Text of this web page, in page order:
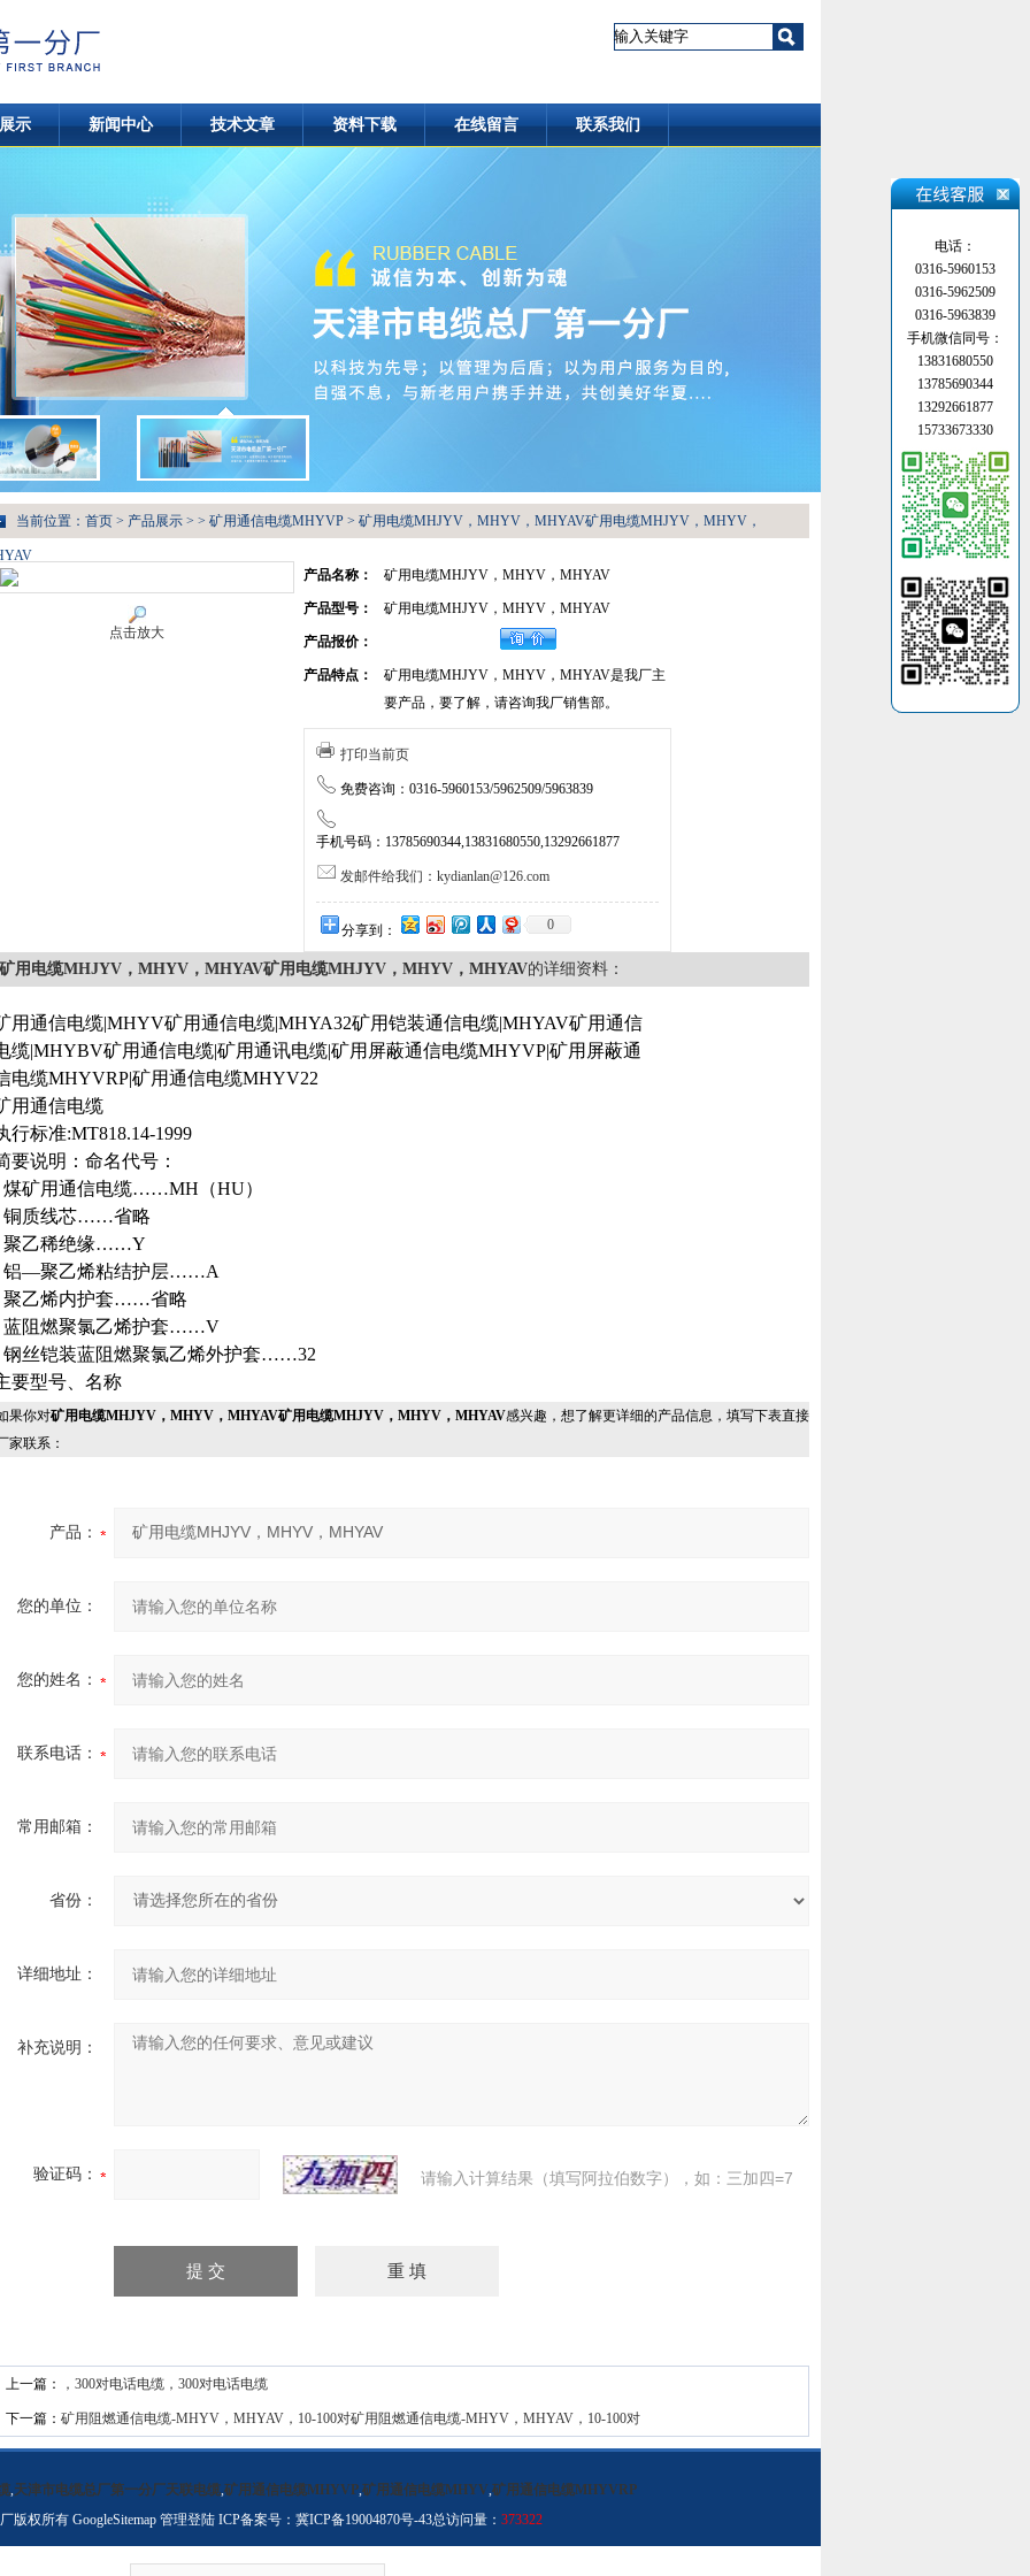
示 新闻中心 技术文章 资料下载 在线留言 联系我们
当前位置： 首页 > 产品展示 > > 矿用通信电缆MHYVP > 矿用电缆MHJYV，MHYV，MHYAV矿用电缆MHJYV，MHYV，
点击放大
产品名称： 矿用电缆MHJYV，MHYV，MHYAV
产品型号： 矿用电缆MHJYV，MHYV，MHYAV
产品报价：
产品特点：
矿用电缆MHJYV，MHYV，MHYAV是我厂主
要产品，要了解，请咨询我厂销售部。
打印当前页
免费咨询：0316-5960153/5962509/5963839
手机号码：13785690344,13831680550,13292661877
发邮件给我们：kydianlan@126.com
分享到： 0
矿用电缆MHJYV，MHYV，MHYAV矿用电缆MHJYV，MHYV，MHYAV的详细资料：
用通信电缆|MHYV矿用通信电缆|MHYA32矿用铠装通信电缆|MHYAV矿用通信
缆|MHYBV矿用通信电缆|矿用通讯电缆|矿用屏蔽通信电缆MHYVP|矿用屏蔽通
电缆MHYVRP|矿用通信电缆MHYV22
用通信电缆
行标准:MT818.14-1999
要说明：命名代号：
煤矿用通信电缆……MH（HU）
铜质线芯……省略
聚乙稀绝缘……Y
铝—聚乙烯粘结护层……A
聚乙烯内护套……省略
蓝阻燃聚氯乙烯护套……V
钢丝铠装蓝阻燃聚氯乙烯外护套……32
要型号、名称
你对矿用电缆MHJYV，MHYV，MHYAV矿用电缆MHJYV，MHYV，MHYAV感兴趣，想了解更详细的产品信息，填写下表直接
家联系：
产品：
您的单位：
您的姓名：
联系电话：
常用邮箱：
省份：
详细地址：
补充说明：
验证码： 请输入计算结果（填写阿拉伯数字），如：三加四=7
上一篇： ，300对电话电缆，300对电话电缆
下一篇： 矿用阻燃通信电缆-MHYV，MHYAV，10-100对矿用阻燃通信电缆-MHYV，MHYAV，10-100对
,天津市电缆总厂第一分厂天联电缆,矿用通信电缆MHYVP,矿用通信电缆MHYV,矿用通信电缆MHYVRP
版权所有 GoogleSitemap 管理登陆 ICP备案号： 冀ICP备19004870号-43总访问量： 373322
电话：
0316-5960153
0316-5962509
0316-5963839
手机微信同号：
13831680550
13785690344
13292661877
15733673330